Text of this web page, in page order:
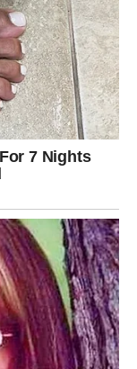
da se
kraja godine
snovi jasni,
kada treba